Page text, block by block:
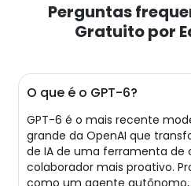
Perguntas
Gratuito por
O que é o GPT-6?
GPT-6 é o mais recente
grande da OpenAI que
de IA de uma ferramenta de
colaborador mais proativo.